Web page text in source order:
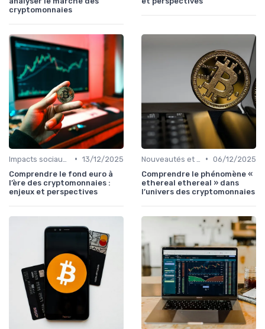
cryptomonnaies
• 13/12/2025
Comprendre le fond euro à
l’ère des cryptomonnaies :
enjeux et perspectives
• 06/12/2025
Comprendre le phénomène «
ethereal ethereal » dans
l’univers des cryptomonnaies